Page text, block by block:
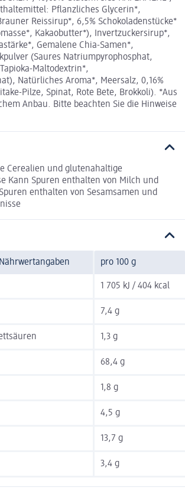
Pflanzliches Glycerin*,
Reissirup*, 6,5% Schokoladenstücke*
Kakaobutter*), Invertzuckersirup*,
Gemalene Chia-Samen*,
(Saures Natriumpyrophosphat,
Maltodextrin*,
Natürliches Aroma*, Meersalz, 0,16%
Pilze, Spinat, Rote Bete, Brokkoli). *Aus
Anbau. Bitte beachten Sie die Hinweise
Cerealien und glutenahaltige
Kann Spuren enthalten von Milch und
enthalten von Sesamsamen und
pro 100 g
1 705 kJ / 404 kcal
7,4 g
1,3 g
68,4 g
1,8 g
4,5 g
13,7 g
3,4 g